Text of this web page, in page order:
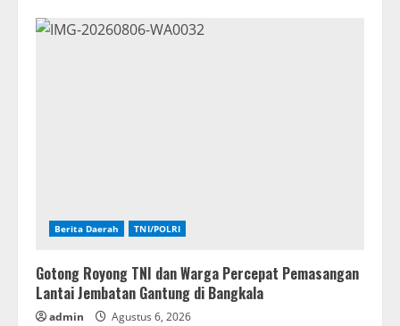
Berita Daerah TNI/POLRI
Gotong Royong TNI dan Warga Percepat Pemasangan
Lantai Jembatan Gantung di Bangkala
admin Agustus 6, 2026